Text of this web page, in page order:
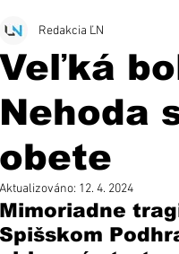
Veľká
Nehoda
obete
Redakcia ĽN
Aktualizováno: 12. 4. 2024
Mimoriadne
Spišskom